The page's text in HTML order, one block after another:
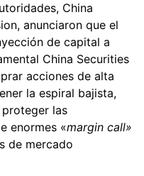
China
anunciaron que el
de capital a
China Securities
acciones de alta
la espiral bajista,
las
enormes «margin call»
de mercado